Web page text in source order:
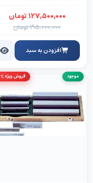
۱۲۷,۵۰۰,۰۰۰تومان
۱۹۵,۰۰۰,۰۰۰تومان
افزودن به سبد
موجود فروش ویژه %25